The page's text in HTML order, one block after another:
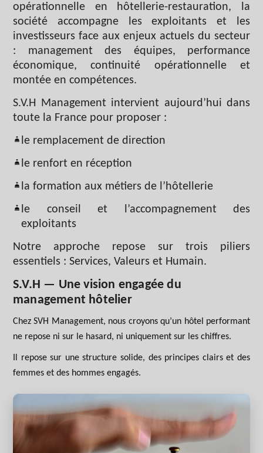
opérationnelle en hôtellerie-restauration, la
société accompagne les exploitants et les
investisseurs face aux enjeux actuels du secteur
: management des équipes, performance
économique, continuité opérationnelle et
montée en compétences.
S.V.H Management intervient aujourd’hui dans
toute la France pour proposer :
le remplacement de direction
le renfort en réception
la formation aux métiers de l’hôtellerie
le conseil et l’accompagnement des
exploitants
Notre approche repose sur trois piliers
essentiels : Services, Valeurs et Humain.
S.V.H — Une vision engagée du
management hôtelier
Chez SVH Management, nous croyons qu’un hôtel performant
ne repose ni sur le hasard, ni uniquement sur les chiffres.
Il repose sur une structure solide, des principes clairs et des
femmes et des hommes engagés.